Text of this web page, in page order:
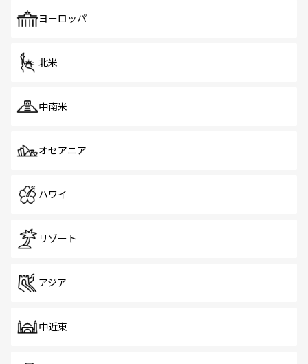
ヨーロッパ
北米
中南米
オセアニア
ハワイ
リゾート
アジア
中近東